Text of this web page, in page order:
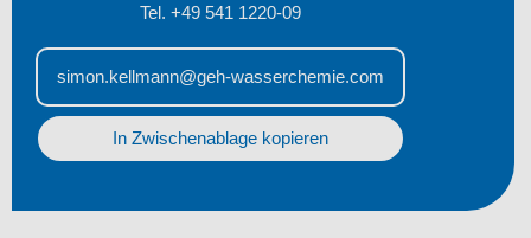
Tel. +49 541 1220-09
simon.kellmann@geh-wasserchemie.com
In Zwischenablage kopieren